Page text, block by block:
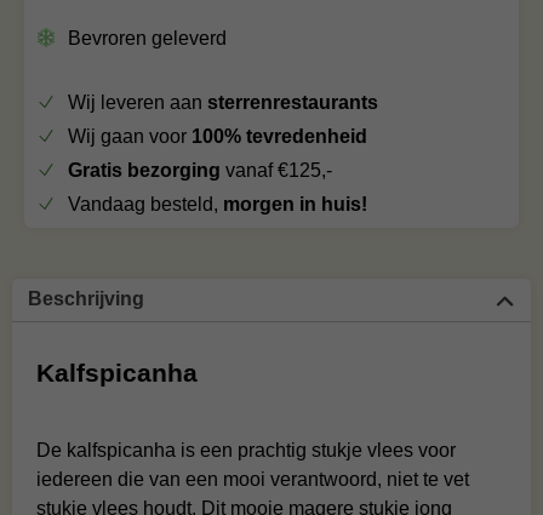
Bevroren geleverd
Wij leveren aan sterrenrestaurants
Wij gaan voor 100% tevredenheid
Gratis bezorging vanaf €125,-
Vandaag besteld, morgen in huis!
Beschrijving
Kalfspicanha
De kalfspicanha is een prachtig stukje vlees voor
iedereen die van een mooi verantwoord, niet te vet
stukje vlees houdt. Dit mooie magere stukje jong